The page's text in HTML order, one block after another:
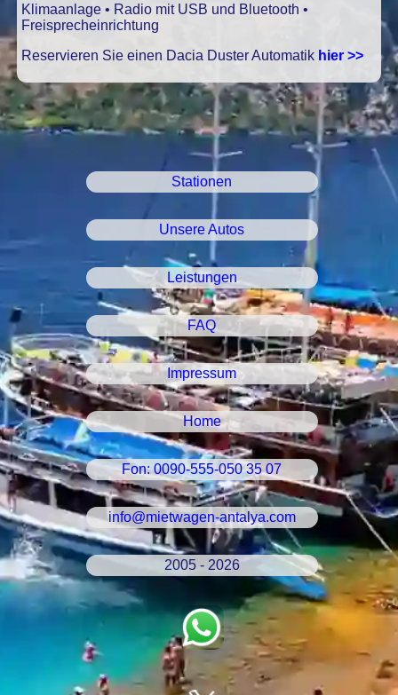
Klimaanlage • Radio mit USB und Bluetooth •
Freisprecheinrichtung
Reservieren Sie einen Dacia Duster Automatik hier >>
Stationen
Unsere Autos
Leistungen
FAQ
Impressum
Home
Fon: 0090-555-050 35 07
info@mietwagen-antalya.com
2005 - 2026